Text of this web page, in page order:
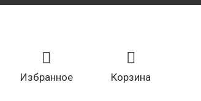
Корзина
Избранное